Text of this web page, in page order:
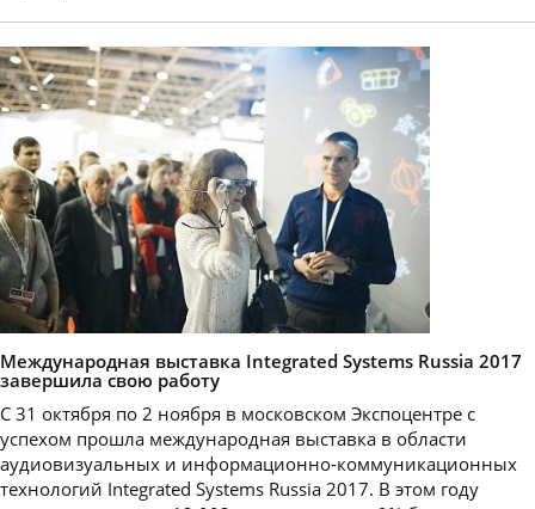
Международная выставка Integrated Systems Russia 2017
завершила свою работу
C 31 октября по 2 ноября в московском Экспоцентре с
успехом прошла международная выставка в области
аудиовизуальных и информационно-коммуникационных
технологий Integrated Systems Russia 2017. В этом году